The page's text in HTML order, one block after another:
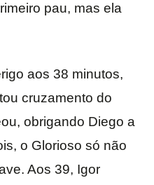
pau, mas ela
aos 38 minutos,
cruzamento do
obrigando Diego a
o Glorioso só não
Aos 39, Igor